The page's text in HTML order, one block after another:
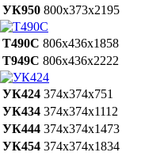
УК950 800х373х2195
Т490С 806х436х1858
Т949С 806х436х2222
УК424 374х374х751
УК434 374х374х1112
УК444 374х374х1473
УК454 374х374х1834